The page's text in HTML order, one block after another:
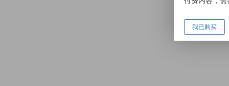
我已购买